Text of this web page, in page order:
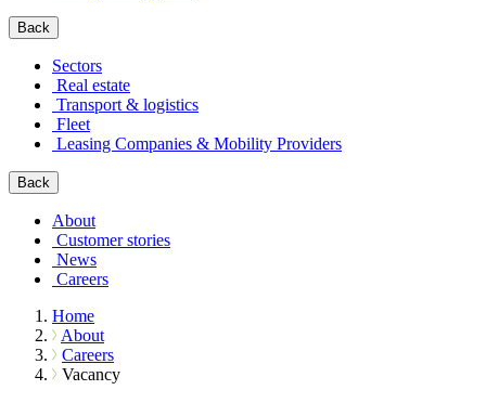
Back
Sectors
Real estate
Transport & logistics
Fleet
Leasing Companies & Mobility Providers
Back
About
Customer stories
News
Careers
Home
About
Careers
Vacancy